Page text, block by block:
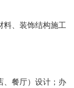
料、装饰结构施工
、餐厅）设计；办